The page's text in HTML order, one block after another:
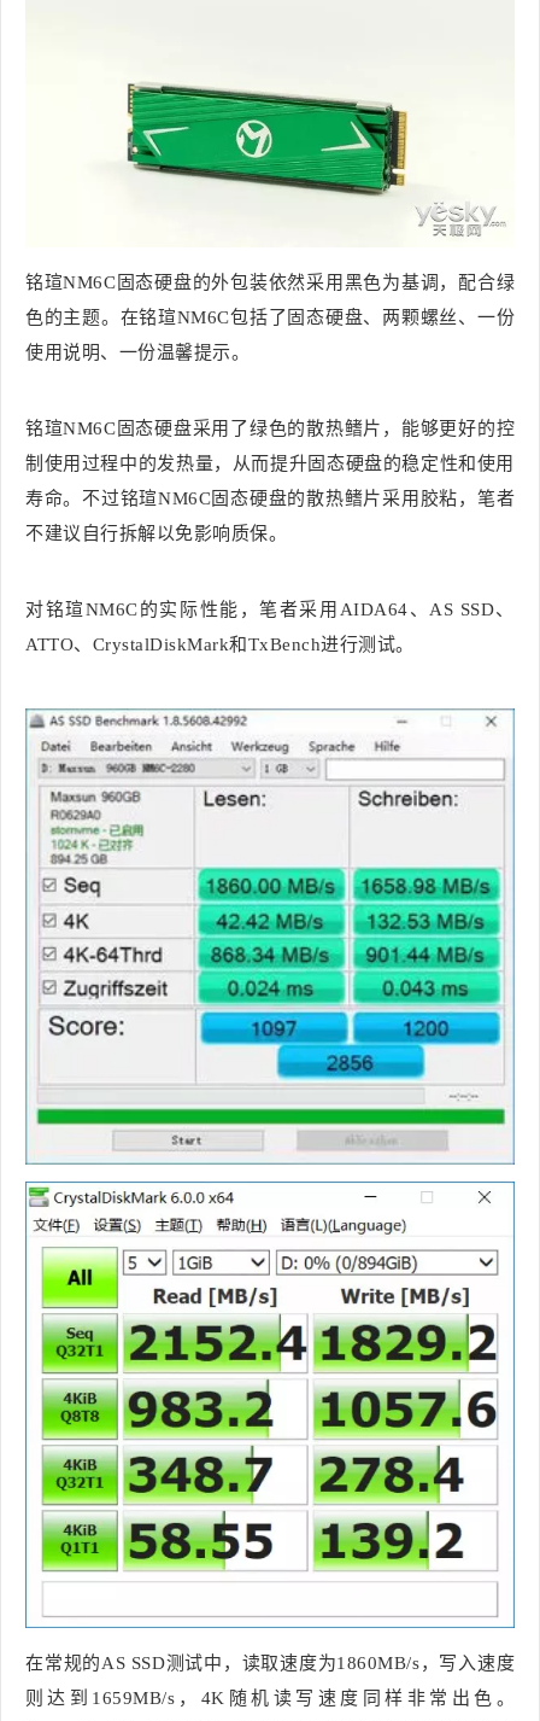
铭瑄NM6C固态硬盘的外包装依然采用黑色为基调，配合绿
色的主题。在铭瑄NM6C包括了固态硬盘、两颗螺丝、一份
使用说明、一份温馨提示。
铭瑄NM6C固态硬盘采用了绿色的散热鳍片，能够更好的控
制使用过程中的发热量，从而提升固态硬盘的稳定性和使用
寿命。不过铭瑄NM6C固态硬盘的散热鳍片采用胶粘，笔者
不建议自行拆解以免影响质保。
对铭瑄NM6C的实际性能，笔者采用AIDA64、AS SSD、
ATTO、CrystalDiskMark和TxBench进行测试。
在常规的AS SSD测试中，读取速度为1860MB/s，写入速度
则达到1659MB/s，4K随机读写速度同样非常出色。